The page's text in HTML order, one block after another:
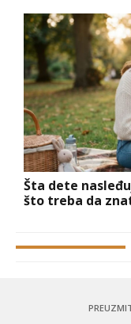
Šta dete
što treba da